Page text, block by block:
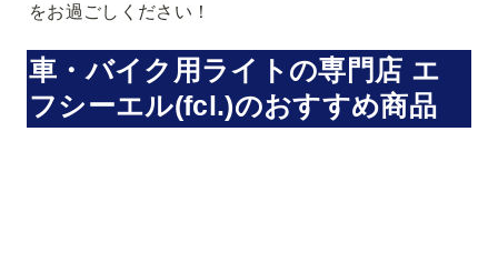
をお過ごしください！
車・バイク用ライトの専門店 エ
フシーエル(fcl.)のおすすめ商品